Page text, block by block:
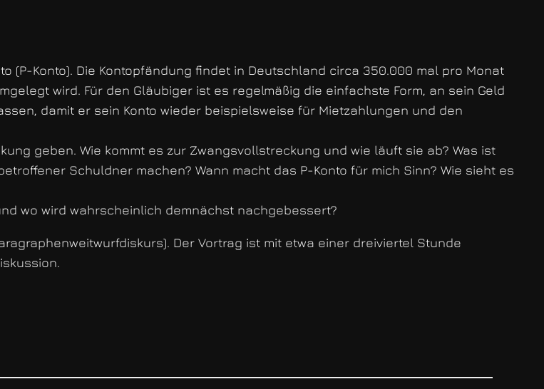
(P-Konto). Die Kontopfändung findet in Deutschland circa 350.000 mal pro Monat
wird. Für den Gläubiger ist es regelmäßig die einfachste Form, an sein Geld
damit er sein Konto wieder beispielsweise für Mietzahlungen und den
geben. Wie kommt es zur Zwangsvollstreckung und wie läuft sie ab? Was ist
Schuldner machen? Wann macht das P-Konto für mich Sinn? Wie sieht es
wo wird wahrscheinlich demnächst nachgebessert?
Der Vortrag ist mit etwa einer dreiviertel Stunde